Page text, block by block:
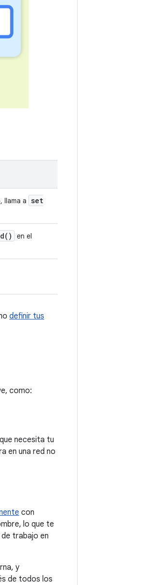
llama a set
)
en el
definir tus
como:
necesita tu
en una red no
con
lo que te
trabajo en
y
de todos los